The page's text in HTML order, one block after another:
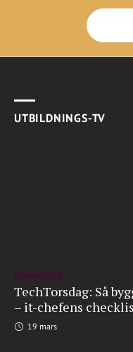
UTBILDNINGS-TV
BRANSCHEN
TechTorsdag: Så
– it-chefens
19 mars